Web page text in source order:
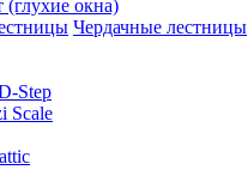
(глухие окна)
Чердачные лестницы
Step
Scale